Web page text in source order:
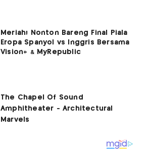
Meriah! Nonton Bareng Final Piala
Eropa Spanyol vs Inggris Bersama
Vision+ & MyRepublic